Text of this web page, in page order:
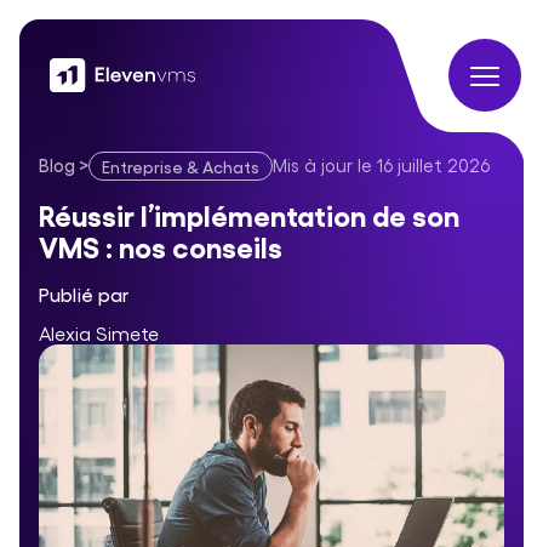
Blog > Entreprise & Achats
Réussir l’implémentation de son VMS : nos conseils
Mis à jour le 16 juillet 2026
Réussir l’implémentation de son
VMS : nos conseils
Publié par
Alexia Simete